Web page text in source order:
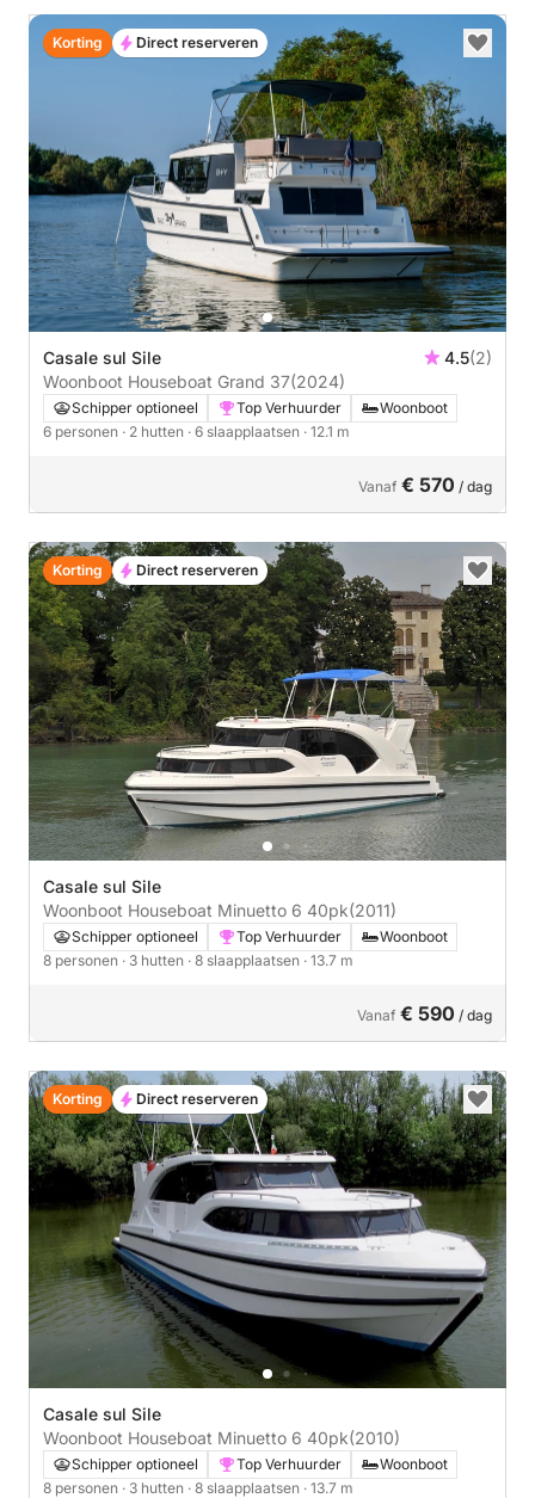
Casale sul Sile 4.5(2)
Woonboot Houseboat Grand 37(2024)
Schipper optioneel Top Verhuurder
Woonboot
6 personen · 2 hutten · 6 slaapplaatsen · 12.1 m
Vanaf € 570 / dag
Korting Direct reserveren
Casale sul Sile
Woonboot Houseboat Minuetto 6 40pk(2011)
Schipper optioneel Top Verhuurder
Woonboot
8 personen · 3 hutten · 8 slaapplaatsen · 13.7 m
Vanaf € 590 / dag
Korting Direct reserveren
Casale sul Sile
Woonboot Houseboat Minuetto 6 40pk(2010)
Schipper optioneel Top Verhuurder
Woonboot
8 personen · 3 hutten · 8 slaapplaatsen · 13.7 m
Korting Direct reserveren